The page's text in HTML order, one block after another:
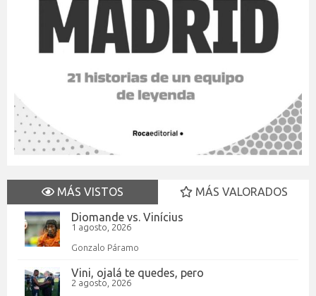
MÁS VISTOS
MÁS VALORADOS
Diomande vs. Vinícius
1 agosto, 2026
Gonzalo Páramo
Vini, ojalá te quedes, pero
2 agosto, 2026